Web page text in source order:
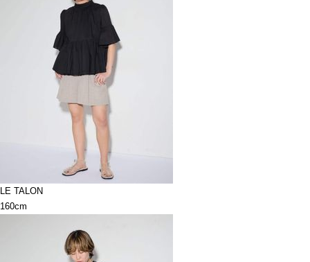
LE TALON
160cm